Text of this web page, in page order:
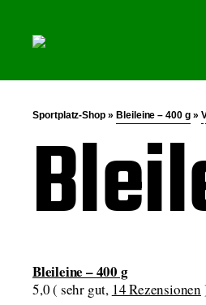
Sportplatz-Shop » Bleileine – 400 g»
Bleileine – 400 g
5,0 ( sehr gut, 14 Rezensionen